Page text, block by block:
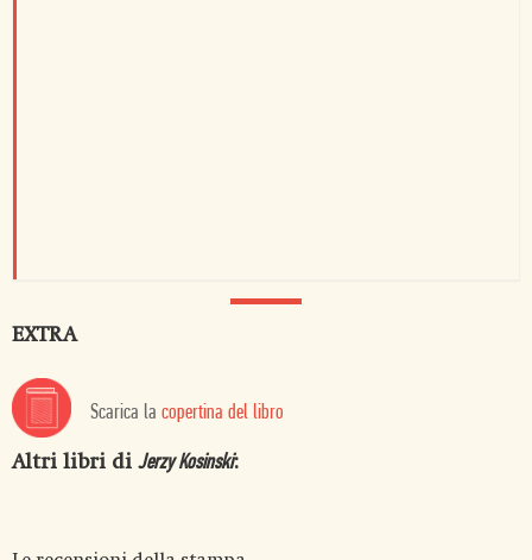
EXTRA
Scarica la copertina del libro
Altri libri di Jerzy Kosinski: